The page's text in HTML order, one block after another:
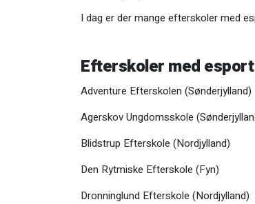
I dag er der mange efterskoler med
Efterskoler med esport
Adventure Efterskolen (Sønderjylland)
Agerskov Ungdomsskole
Blidstrup Efterskole (Nordjylland)
Den Rytmiske Efterskole (Fyn)
Dronninglund Efterskole (Nordjylland)